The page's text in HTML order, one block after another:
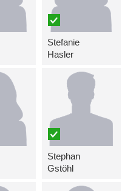
Stefanie
Hasler
Stephan
Gstöhl